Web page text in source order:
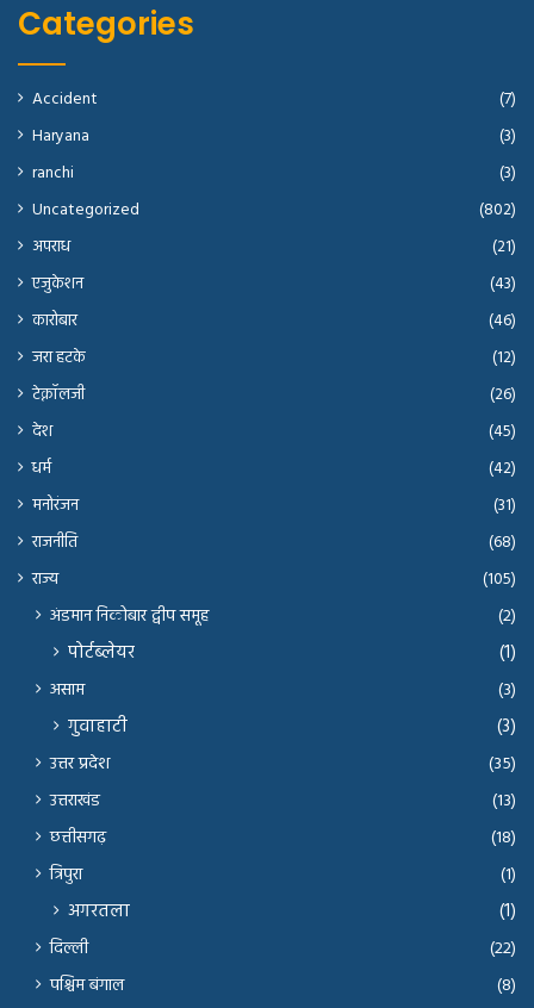
Categories
Accident
(7)
Haryana
(3)
ranchi
(3)
Uncategorized
(802)
अपराध
(21)
एजुकेशन
(43)
कारोबार
(46)
जरा हटके
(12)
टेक्नॉलजी
(26)
देश
(45)
धर्म
(42)
मनोरंजन
(31)
राजनीति
(68)
राज्य
(105)
अंडमान निकोबार द्वीप समूह (2)
पोर्टब्लेयर (1)
असाम (3)
गुवाहाटी (3)
उत्तर प्रदेश
(35)
उत्तराखंड
(13)
छत्तीसगढ़
(18)
त्रिपुरा
(1)
अगरतला (1)
दिल्ली
(22)
पश्चिम बंगाल
(8)